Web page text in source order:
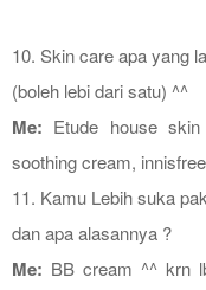
10. Skin care apa yang
(boleh lebi dari satu) ^^
Me: Etude house
soothing cream,
11. Kamu Lebih suka
dan apa alasannya ?
Me: BB cream ^^ krn